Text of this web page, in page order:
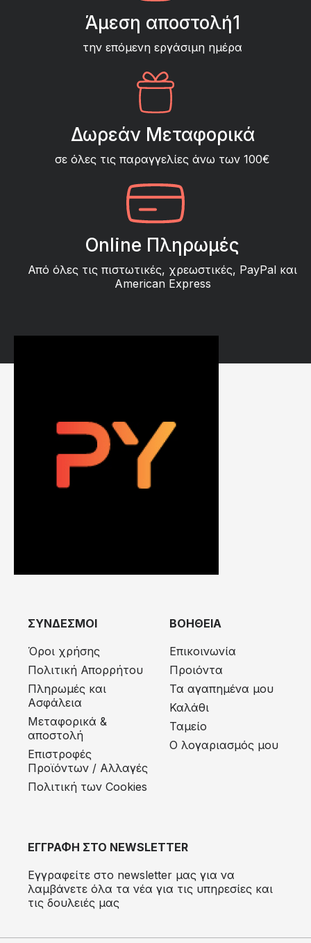
Άμεση αποστολή1
την επόμενη εργάσιμη ημέρα
Δωρεάν Μεταφορικά
σε όλες τις παραγγελίες άνω των 100€
Online Πληρωμές
Από όλες τις πιστωτικές, χρεωστικές, PayPal και
American Express
ΣΥΝΔΕΣΜΟΙ
Όροι χρήσης
Πολιτική Απορρήτου
Πληρωμές και
Ασφάλεια
Μεταφορικά &
αποστολή
Eπιστροφές
Προϊόντων / Αλλαγές
Πολιτική των Cookies
ΒΟΗΘΕΙΑ
Επικοινωνία
Προιόντα
Τα αγαπημένα μου
Καλάθι
Ταμείο
Ο λογαριασμός μου
ΕΓΓΡΑΦΗ ΣΤΟ NEWSLETTER
Εγγραφείτε στο newsletter μας για να
λαμβάνετε όλα τα νέα για τις υπηρεσίες και
τις δουλειές μας